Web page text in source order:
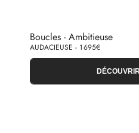
Boucles - Ambitieuse
AUDACIEUSE - 1 695€